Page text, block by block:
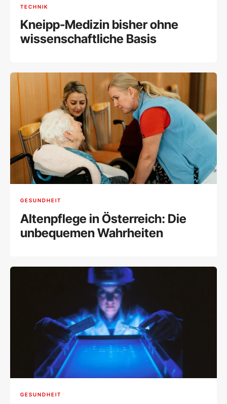
TECHNIK
Kneipp-Medizin bisher ohne
wissenschaftliche Basis
GESUNDHEIT
Altenpflege in Österreich: Die
unbequemen Wahrheiten
GESUNDHEIT